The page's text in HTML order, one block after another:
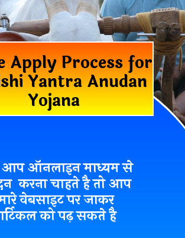
Apply Process for
Yantra Anudan
Yojana
ऑनलाइन माध्यम से
करना चाहते है तो आप
वेबसाइट पर जाकर
को पढ़ सकते है